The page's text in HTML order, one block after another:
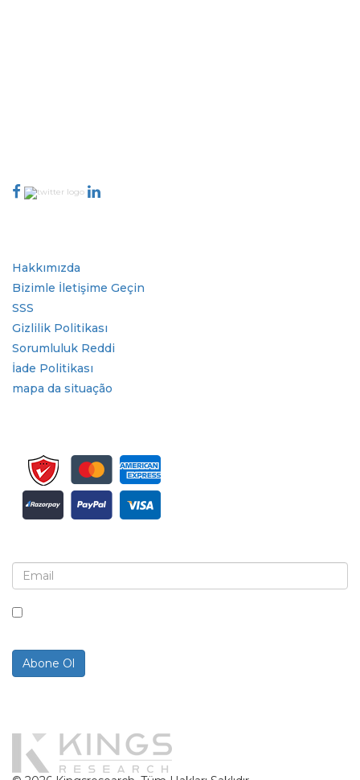
Hakkımızda
Bizimle İletişime Geçin
SSS
Gizlilik Politikası
Sorumluluk Reddi
İade Politikası
mapa da situação
Abone Ol